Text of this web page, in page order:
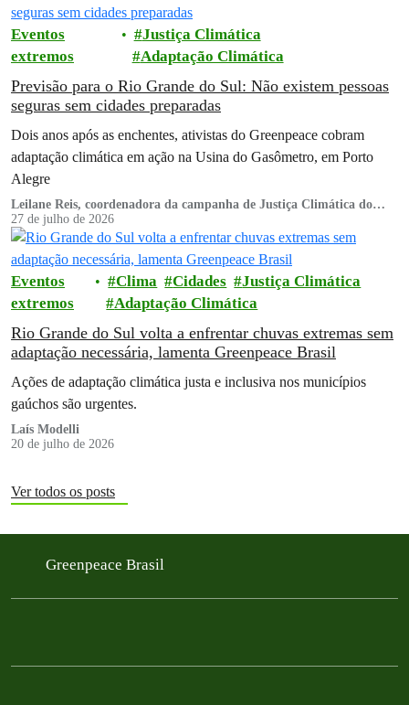
Eventos
extremos
Justiça Climática
Adaptação Climática
Previsão para o Rio Grande do Sul: Não existem pessoas
seguras sem cidades preparadas
Dois anos após as enchentes, ativistas do Greenpeace cobram
adaptação climática em ação na Usina do Gasômetro, em Porto
Alegre
Leilane Reis, coordenadora da campanha de Justiça Climática do
Greenpeace Brasil
27 de julho de 2026
Eventos
extremos
Clima Cidades
Justiça Climática
Adaptação Climática
Rio Grande do Sul volta a enfrentar chuvas extremas sem
adaptação necessária, lamenta Greenpeace Brasil
Ações de adaptação climática justa e inclusiva nos municípios
gaúchos são urgentes.
Laís Modelli
20 de julho de 2026
Ver todos os posts
Greenpeace Brasil